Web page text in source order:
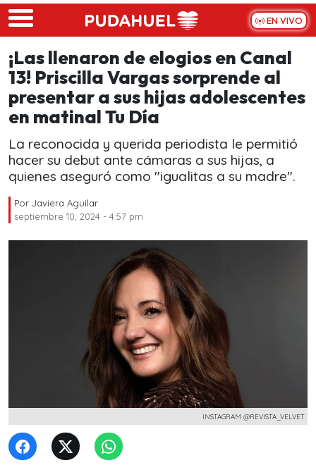
Skip to main content
EN VIVO
¡Las llenaron de elogios en Canal
13! Priscilla Vargas sorprende al
presentar a sus hijas adolescentes
en matinal Tu Día
La reconocida y querida periodista le permitió
hacer su debut ante cámaras a sus hijas, a
quienes aseguró como "igualitas a su madre".
Por Javiera Aguilar
septiembre 10, 2024 - 4:57 pm
INSTAGRAM @REVISTA_VELVET